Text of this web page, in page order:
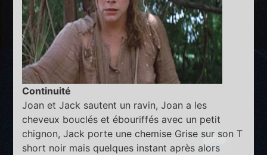
Continuité
Joan et Jack sautent un ravin, Joan a les
cheveux bouclés et ébouriffés avec un petit
chignon, Jack porte une chemise Grise sur son T
short noir mais quelques instant après alors